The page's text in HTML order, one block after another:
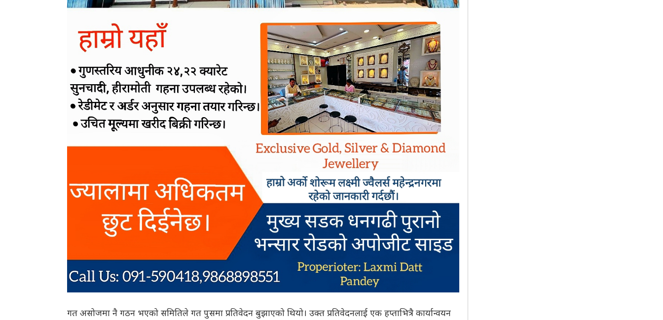
गत असोजमा नै गठन भएको समितिले गत पुसमा प्रतिवेदन बुझाएको थियो। उक्त प्रतिवेदनलाई एक हप्ताभित्रै कार्यान्वयन